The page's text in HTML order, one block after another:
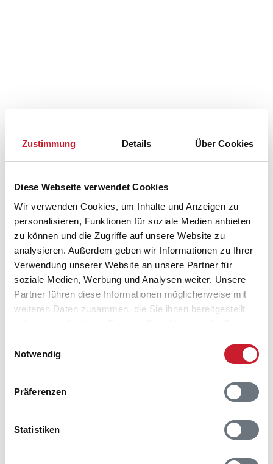
Zustimmung Details Über Cookies
Diese Webseite verwendet Cookies
Wir verwenden Cookies, um Inhalte und Anzeigen zu
personalisieren, Funktionen für soziale Medien anbieten
zu können und die Zugriffe auf unsere Website zu
analysieren. Außerdem geben wir Informationen zu Ihrer
Verwendung unserer Website an unsere Partner für
soziale Medien, Werbung und Analysen weiter. Unsere
Partner führen diese Informationen möglicherweise mit
weiteren Daten zusammen, die Sie ihnen bereitgestellt
haben oder die sie im Rahmen Ihrer Nutzung der Dienste
Notwendig
Präferenzen
Statistiken
Belegungskalender
Reisedauer auswählen
Anzahl Reisende auswählen
Anreisetag im Belegungskalender anklicken
Sie bekommen Verfügbarkeit und Preis angezeigt
Bitte beachten Sie, dass sich bei Änderungen des
Reisezeitraumes auch Änderungen bei der
können.
gewählter Zeitraum